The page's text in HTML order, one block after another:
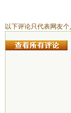
以下评论只代表网友